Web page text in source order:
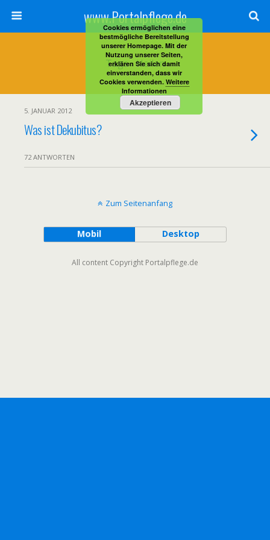
www.Portalpflege.de
Tags › Heilen
5. JANUAR 2012
Was ist Dekubitus?
72 ANTWORTEN
Zum Seitenanfang
Mobil Desktop
All content Copyright Portalpflege.de
Cookies ermöglichen eine
bestmögliche Bereitstellung
unserer Homepage. Mit der
Nutzung unserer Seiten,
erklären Sie sich damit
einverstanden, dass wir
Cookies verwenden. Weitere
Informationen
Akzeptieren